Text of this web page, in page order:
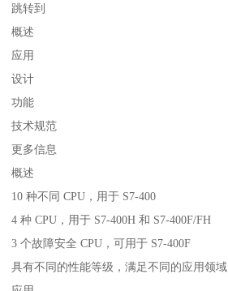
跳转到
概述
应用
设计
功能
技术规范
更多信息
概述
10 种不同 CPU，用于 S7-400
4 种 CPU，用于 S7-400H 和 S7-400F/FH
3 个故障安全 CPU，可用于 S7-400F
具有不同的性能等级，满足不同的应用领域